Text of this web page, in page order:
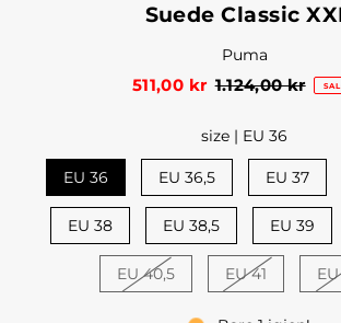
Suede Classic
Puma
511,00 kr 1.124,00 kr
size | EU 36
EU 36 EU 36,5 EU 37
EU 38 EU 38,5 EU 39
EU 40,5 EU 41